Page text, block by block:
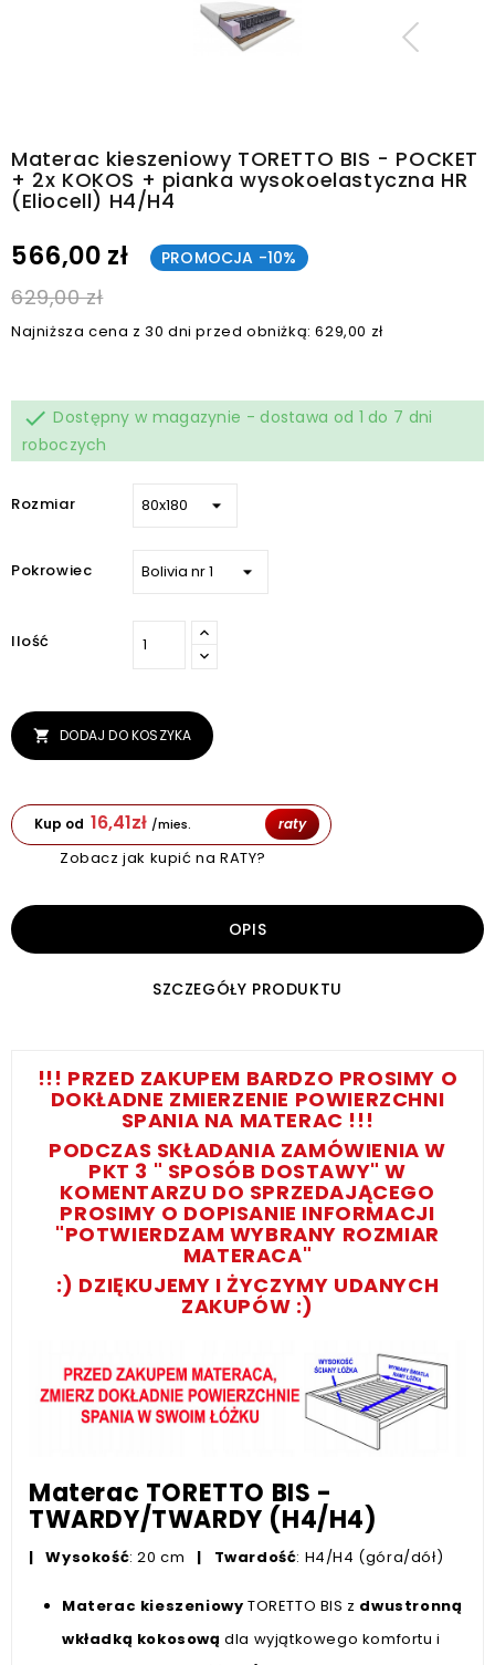
Materac kieszeniowy TORETTO BIS - POCKET
+ 2x KOKOS + pianka wysokoelastyczna HR
(Eliocell) H4/H4
566,00 zł PROMOCJA -10%
629,00 zł
Najniższa cena z 30 dni przed obniżką: 629,00 zł
 Dostępny w magazynie - dostawa od 1 do 7 dni
roboczych
Rozmiar
Pokrowiec
Ilość
 DODAJ DO KOSZYKA
Kup od 16,41zł /mies. raty
Zobacz jak kupić na RATY?
OPIS
SZCZEGÓŁY PRODUKTU
!!! PRZED ZAKUPEM BARDZO PROSIMY O
DOKŁADNE ZMIERZENIE POWIERZCHNI
SPANIA NA MATERAC !!!
PODCZAS SKŁADANIA ZAMÓWIENIA W
PKT 3 " SPOSÓB DOSTAWY" W
KOMENTARZU DO SPRZEDAJĄCEGO
PROSIMY O DOPISANIE INFORMACJI
"POTWIERDZAM WYBRANY ROZMIAR
MATERACA"
:) DZIĘKUJEMY I ŻYCZYMY UDANYCH
ZAKUPÓW :)
Materac TORETTO BIS -
TWARDY/TWARDY (H4/H4)
| Wysokość: 20 cm | Twardość: H4/H4 (góra/dół)
Materac kieszeniowy TORETTO BIS z dwustronną
wkładką kokosową dla wyjątkowego komfortu i